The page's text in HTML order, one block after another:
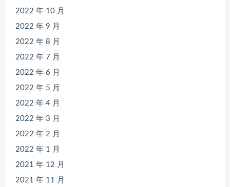
2022 年 10 月
2022 年 9 月
2022 年 8 月
2022 年 7 月
2022 年 6 月
2022 年 5 月
2022 年 4 月
2022 年 3 月
2022 年 2 月
2022 年 1 月
2021 年 12 月
2021 年 11 月